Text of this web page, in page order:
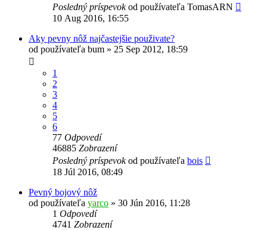
Posledný príspevokod používateľa TomasARN
10 Aug 2016, 16:55
Aky pevny nôž najčastejšie použivate?
od používateľa bum » 25 Sep 2012, 18:59
1
2
3
4
5
6
77 Odpovedí
46885 Zobrazení
Posledný príspevokod používateľa bois
18 Júl 2016, 08:49
Pevný bojový nôž
od používateľa yarco » 30 Jún 2016, 11:28
1 Odpovedí
4741 Zobrazení